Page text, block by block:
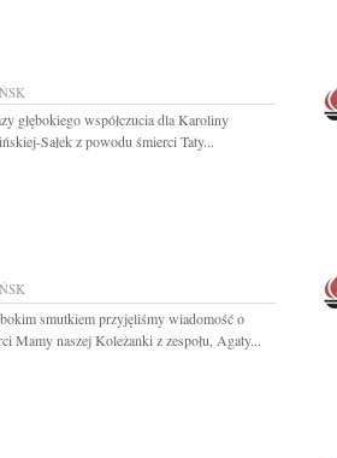
głębokiego współczucia dla Karoliny
Sałek z powodu śmierci Taty...
smutkiem przyjęliśmy wiadomość o
Mamy naszej Koleżanki z zespołu, Agaty...